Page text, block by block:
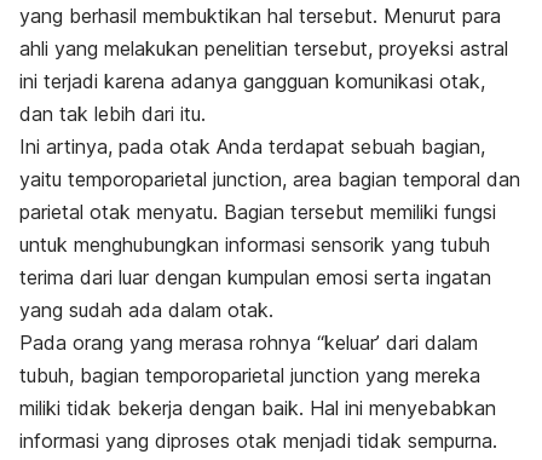
yang berhasil membuktikan hal tersebut. Menurut para
ahli yang melakukan penelitian tersebut, proyeksi astral
ini terjadi karena adanya gangguan komunikasi otak,
dan tak lebih dari itu.
Ini artinya, pada otak Anda terdapat sebuah bagian,
yaitu temporoparietal junction, area bagian temporal dan
parietal otak menyatu. Bagian tersebut memiliki fungsi
untuk menghubungkan informasi sensorik yang tubuh
terima dari luar dengan kumpulan emosi serta ingatan
yang sudah ada dalam otak.
Pada orang yang merasa rohnya “keluar’ dari dalam
tubuh, bagian temporoparietal junction yang mereka
miliki tidak bekerja dengan baik. Hal ini menyebabkan
informasi yang diproses otak menjadi tidak sempurna.